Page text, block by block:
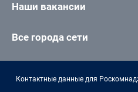
Наши вакансии
Все города сети
Контактные данные для